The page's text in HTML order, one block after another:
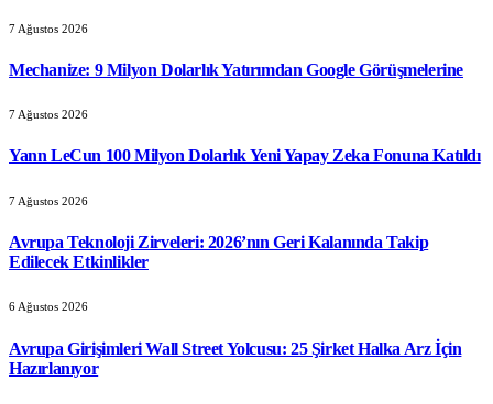
7 Ağustos 2026
Mechanize: 9 Milyon Dolarlık Yatırımdan Google Görüşmelerine
7 Ağustos 2026
Yann LeCun 100 Milyon Dolarlık Yeni Yapay Zeka Fonuna Katıldı
7 Ağustos 2026
Avrupa Teknoloji Zirveleri: 2026’nın Geri Kalanında Takip
Edilecek Etkinlikler
6 Ağustos 2026
Avrupa Girişimleri Wall Street Yolcusu: 25 Şirket Halka Arz İçin
Hazırlanıyor